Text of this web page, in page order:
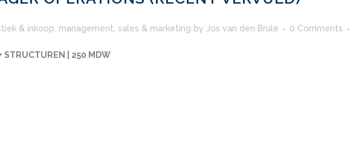
& inkoop management sales & marketing by Jos van den Brule 0 Comments
STRUCTUREN | 250 MDW